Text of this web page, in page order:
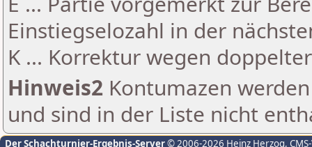
Einstiegselozahl in der
K ... Korrektur wegen
Hinweis2 Kontumazen
und sind in der Liste nicht
Der Schachturnier-Ergebnis-Server© 2006-2026 Heinz Herzog,